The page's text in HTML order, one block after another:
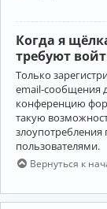
Когда я
требуют
Только
email-сообщения
конференцию
такую
пользователями.
Вернуться к